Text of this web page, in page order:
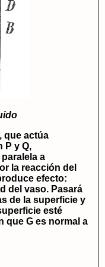
que actúa
P y Q,
a
la reacción del
efecto:
del vaso. Pasará
de la superficie y
esté
que G es normal a